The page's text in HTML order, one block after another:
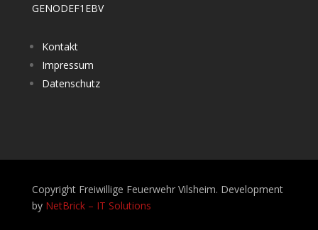
GENODEF1EBV
Kontakt
Impressum
Datenschutz
Copyright Freiwillige Feuerwehr Vilsheim. Development
by NetBrick – IT Solutions